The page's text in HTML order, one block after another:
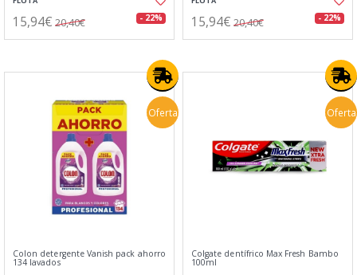
15,94€ 20,40€ - 22% 15,94€ 20,40€ - 22%
Oferta
Colon detergente Vanish pack ahorro
134 lavados
Oferta
Colgate dentífrico Max Fresh Bambo
100ml